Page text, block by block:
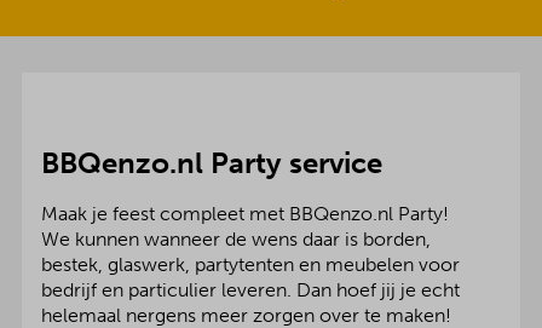
BBQenzo.nl Party service
Maak je feest compleet met BBQenzo.nl Party!
We kunnen wanneer de wens daar is borden,
bestek, glaswerk, partytenten en meubelen voor
bedrijf en particulier leveren. Dan hoef jij je echt
helemaal nergens meer zorgen over te maken!